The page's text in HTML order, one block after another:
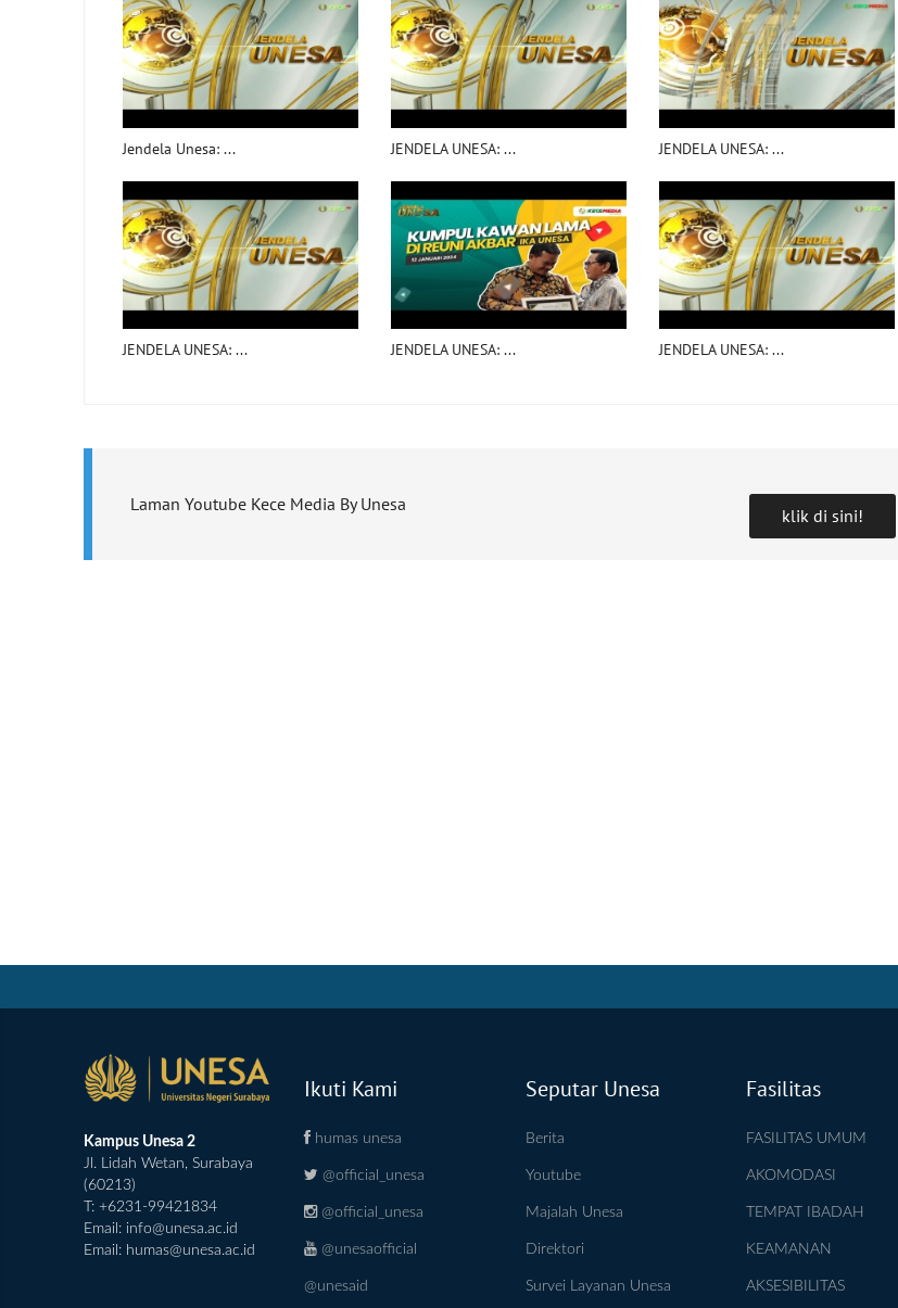
Jendela Unesa: ... JENDELA UNESA: ... JENDELA UNESA: ...
JENDELA UNESA: ... JENDELA UNESA: ... JENDELA UNESA: ...
Laman Youtube Kece Media By Unesa
klik di sini!
Kampus Unesa 2
Jl. Lidah Wetan, Surabaya
(60213)
T: +6231-99421834
Email: info@unesa.ac.id
Email: humas@unesa.ac.id
Ikuti Kami
humas unesa
@official_unesa
@official_unesa
@unesaofficial
@unesaid
Seputar Unesa
Berita
Youtube
Majalah Unesa
Direktori
Survei Layanan Unesa
Fasilitas
FASILITAS UMUM
AKOMODASI
TEMPAT IBADAH
KEAMANAN
AKSESIBILITAS